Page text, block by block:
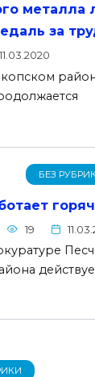
металла
за
11.03.2020
БЕЗ
19